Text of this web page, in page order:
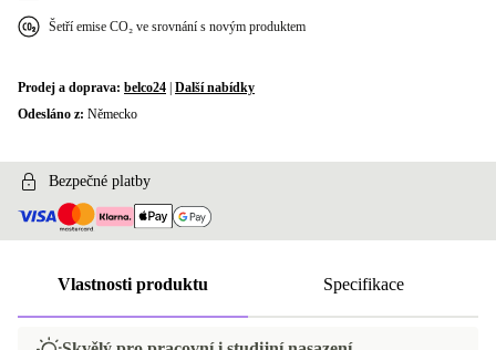
Šetří emise CO₂ ve srovnání s novým produktem
Prodej a doprava: belco24 Další nabídky
Odesláno z: Německo
Bezpečné platby
Vlastnosti produktu Specifikace